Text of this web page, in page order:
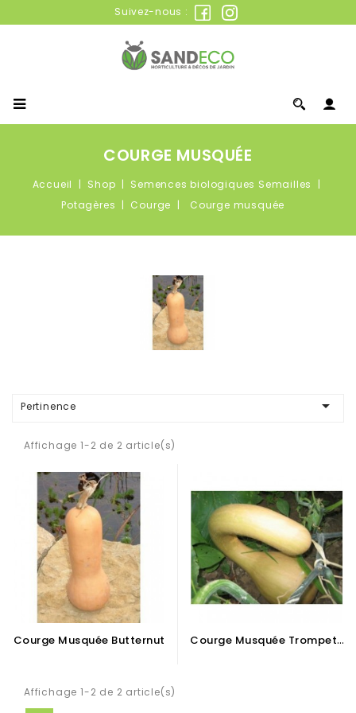
Suivez-nous :
COURGE MUSQUÉE
Accueil Shop
Semences biologiques Semailles
Potagères
Courge Courge musquée
Pertinence 
Affichage 1-2 de 2 article(s)
Courge Musquée Butternut C
Ourge Musquée Trompette D'Albenga
Affichage 1-2 de 2 article(s)